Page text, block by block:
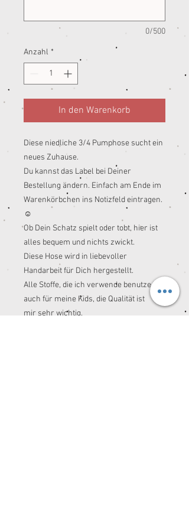
0/500
Anzahl *
In den Warenkorb
Diese niedliche 3/4 Pumphose sucht ein
neues Zuhause.
Du kannst das Label bei Deiner
Bestellung ändern. Einfach am Ende im
Warenkörbchen ins Notizfeld eintragen.
☺️
Ob Dein Schatz spielt oder tobt, hier ist
alles bequem und nichts zwickt.
Diese Hose wird in liebevoller
Handarbeit für Dich hergestellt.
Alle Stoffe, die ich verwende benutze ich
auch für meine Kids, die Qualität ist
mir sehr wichtig.